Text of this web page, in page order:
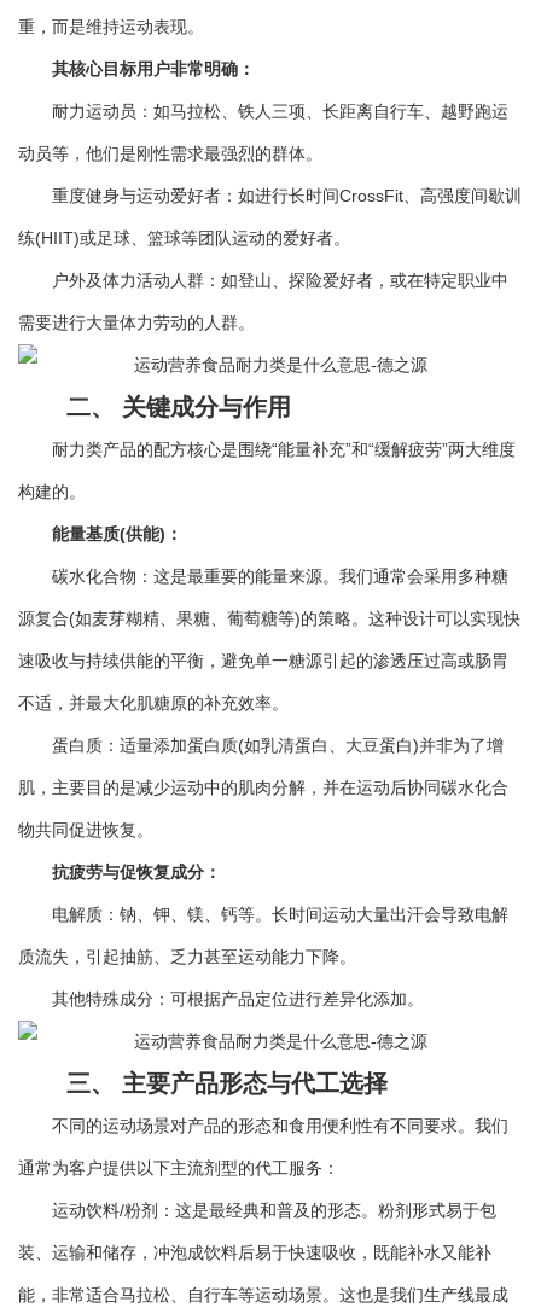
重，而是维持运动表现。
其核心目标用户非常明确：
耐力运动员：如马拉松、铁人三项、长距离自行车、越野跑运
动员等，他们是刚性需求最强烈的群体。
重度健身与运动爱好者：如进行长时间CrossFit、高强度间歇训
练(HIIT)或足球、篮球等团队运动的爱好者。
户外及体力活动人群：如登山、探险爱好者，或在特定职业中
需要进行大量体力劳动的人群。
二、 关键成分与作用
耐力类产品的配方核心是围绕“能量补充”和“缓解疲劳”两大维度
构建的。
能量基质(供能)：
碳水化合物：这是最重要的能量来源。我们通常会采用多种糖
源复合(如麦芽糊精、果糖、葡萄糖等)的策略。这种设计可以实现快
速吸收与持续供能的平衡，避免单一糖源引起的渗透压过高或肠胃
不适，并最大化肌糖原的补充效率。
蛋白质：适量添加蛋白质(如乳清蛋白、大豆蛋白)并非为了增
肌，主要目的是减少运动中的肌肉分解，并在运动后协同碳水化合
物共同促进恢复。
抗疲劳与促恢复成分：
电解质：钠、钾、镁、钙等。长时间运动大量出汗会导致电解
质流失，引起抽筋、乏力甚至运动能力下降。
其他特殊成分：可根据产品定位进行差异化添加。
三、 主要产品形态与代工选择
不同的运动场景对产品的形态和食用便利性有不同要求。我们
通常为客户提供以下主流剂型的代工服务：
运动饮料/粉剂：这是最经典和普及的形态。粉剂形式易于包
装、运输和储存，冲泡成饮料后易于快速吸收，既能补水又能补
能，非常适合马拉松、自行车等运动场景。这也是我们生产线最成